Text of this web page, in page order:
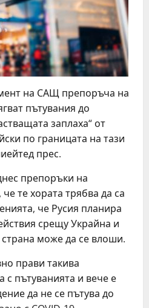
на САЩ препоръча на
пътувания до
заплаха“ от
по границата на тази
прес.
препоръки на
те хората трябва да са
че Русия планира
срещу Украйна и
страна може да се влоши.
прави такива
с пътуванията и вече е
да не се пътува до